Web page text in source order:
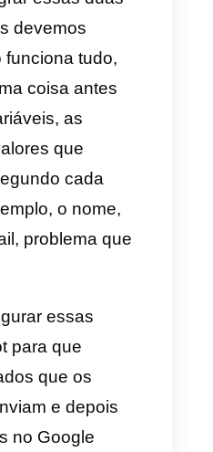
se usa?
dados
automáticos
em equipe
com o
você pode
(por
enviar informação
chatbot da